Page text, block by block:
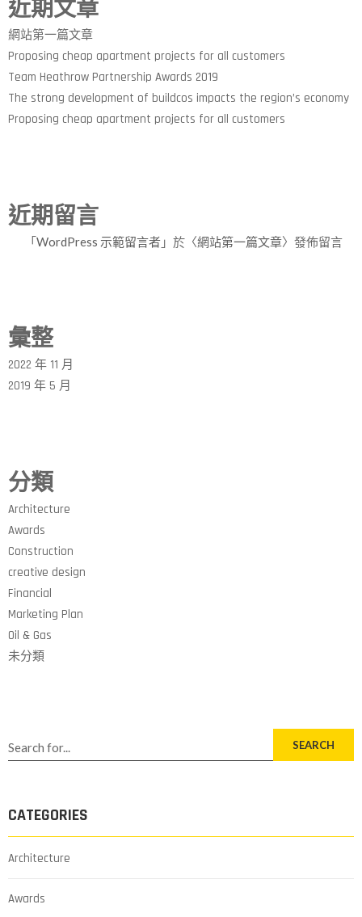
近期文章
網站第一篇文章
Proposing cheap apartment projects for all customers
Team Heathrow Partnership Awards 2019
The strong development of buildcos impacts the region’s economy
Proposing cheap apartment projects for all customers
近期留言
「 WordPress 示範留言者 」於〈網站第一篇文章〉發佈留言
彙整
2022 年 11 月
2019 年 5 月
分類
Architecture
Awards
Construction
creative design
Financial
Marketing Plan
Oil & Gas
未分類
SEARCH
CATEGORIES
Architecture
Awards